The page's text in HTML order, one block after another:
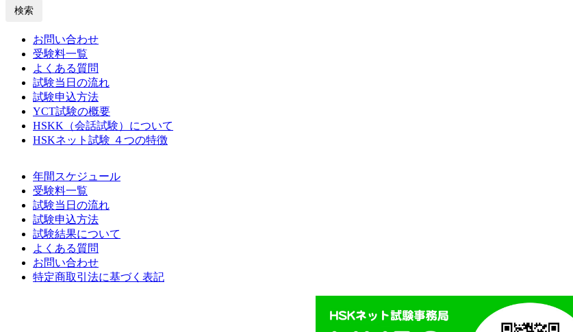
検索
お問い合わせ
受験料一覧
よくある質問
試験当日の流れ
試験申込方法
YCT試験の概要
HSKK（会話試験）について
HSKネット試験 ４つの特徴
年間スケジュール
受験料一覧
試験当日の流れ
試験申込方法
試験結果について
よくある質問
お問い合わせ
特定商取引法に基づく表記